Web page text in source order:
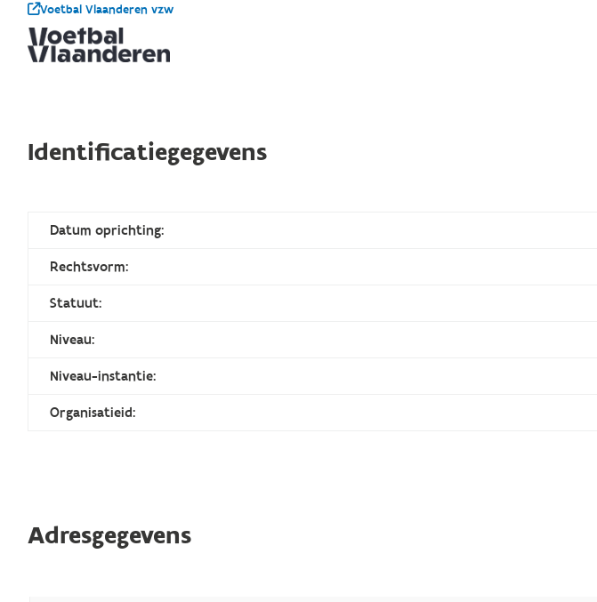
Voetbal Vlaanderen vzw
Identificatiegegevens
Datum oprichting:
Rechtsvorm:
Statuut:
Niveau:
Niveau-instantie:
Organisatieid:
Adresgegevens